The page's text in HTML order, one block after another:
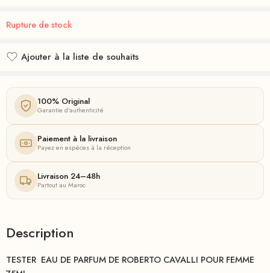
Rupture de stock
Ajouter à la liste de souhaits
100% Original
Garantie d'authenticité
Paiement à la livraison
Payez en espèces à la réception
Livraison 24–48h
Partout au Maroc
Description
TESTER EAU DE PARFUM DE ROBERTO CAVALLI POUR FEMME